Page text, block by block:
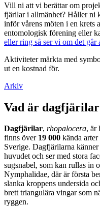
Vill ni att vi berättar om
fjärilar i allmänhet? Håller ni
inför vårens möten i en krets
entomologisk förening eller
eller ring så ser vi om det går
Aktiviteter märkta med
ut en kostnad för.
Arkiv
Vad är
Dagfjärilar, rhopalocera, är
finns över 19 000 kända
Sverige. Dagfjärilarna
huvudet och ser med stora
sugsnabel, som kan rullas in
Nymphalidae, där är första
slanka kroppens undersida
brett triangulära vingar som
ryggen.